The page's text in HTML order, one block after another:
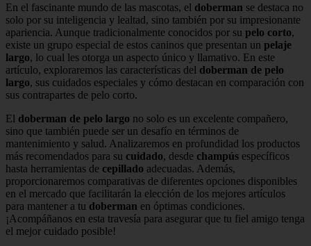
En el fascinante mundo de las mascotas, el doberman se destaca no
solo por su inteligencia y lealtad, sino también por su impresionante
apariencia. Aunque tradicionalmente conocidos por su pelo corto,
existe un grupo especial de estos caninos que presentan un pelaje
largo, lo cual les otorga un aspecto único y llamativo. En este
artículo, exploraremos las características del doberman de pelo
largo, sus cuidados especiales y cómo destacan en comparación con
sus contrapartes de pelo corto.
El doberman de pelo largo no solo es un excelente compañero,
sino que también puede ser un desafío en términos de
mantenimiento y salud. Analizaremos en profundidad los productos
más recomendados para su cuidado, desde champús específicos
hasta herramientas de cepillado adecuadas. Además,
proporcionaremos comparativas de diferentes opciones disponibles
en el mercado que facilitarán la elección de los mejores artículos
para mantener a tu doberman en óptimas condiciones.
¡Acompáñanos en esta travesía para asegurar que tu fiel amigo tenga
el mejor cuidado posible!